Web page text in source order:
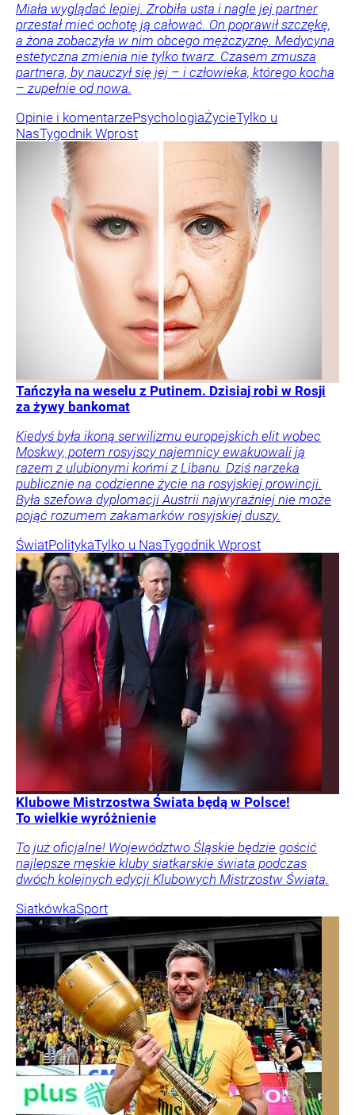
Miała wyglądać lepiej. Zrobiła usta i nagle jej partner
przestał mieć ochotę ją całować. On poprawił szczękę,
a żona zobaczyła w nim obcego mężczyznę. Medycyna
estetyczna zmienia nie tylko twarz. Czasem zmusza
partnera, by nauczył się jej – i człowieka, którego kocha
– zupełnie od nowa.
Opinie i komentarzePsychologiaŻycieTylko u
NasTygodnik Wprost
Tańczyła na weselu z Putinem. Dzisiaj robi w Rosji
za żywy bankomat
Kiedyś była ikoną serwilizmu europejskich elit wobec
Moskwy, potem rosyjscy najemnicy ewakuowali ją
razem z ulubionymi końmi z Libanu. Dziś narzeka
publicznie na codzienne życie na rosyjskiej prowincji.
Była szefowa dyplomacji Austrii najwyraźniej nie może
pojąć rozumem zakamarków rosyjskiej duszy.
ŚwiatPolitykaTylko u NasTygodnik Wprost
Klubowe Mistrzostwa Świata będą w Polsce!
To wielkie wyróżnienie
To już oficjalne! Województwo Śląskie będzie gościć
najlepsze męskie kluby siatkarskie świata podczas
dwóch kolejnych edycji Klubowych Mistrzostw Świata.
SiatkówkaSport